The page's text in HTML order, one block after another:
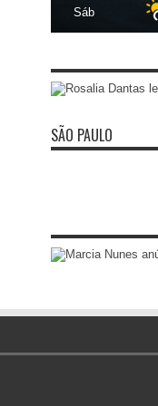
Sáb
SÃO PAULO